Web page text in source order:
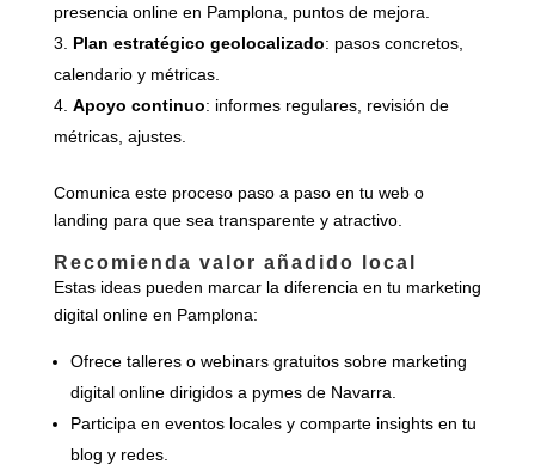
presencia online en Pamplona, puntos de mejora.
Plan estratégico geolocalizado: pasos concretos,
calendario y métricas.
Apoyo continuo: informes regulares, revisión de
métricas, ajustes.
Comunica este proceso paso a paso en tu web o
landing para que sea transparente y atractivo.
Recomienda valor añadido local
Estas ideas pueden marcar la diferencia en tu marketing
digital online en Pamplona:
Ofrece talleres o webinars gratuitos sobre marketing
digital online dirigidos a pymes de Navarra.
Participa en eventos locales y comparte insights en tu
blog y redes.